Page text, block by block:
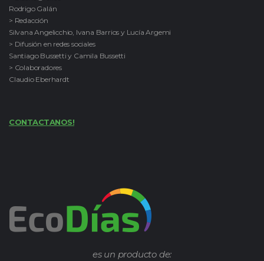
Rodrigo Galán
> Redacción
Silvana Angelicchio, Ivana Barrios y Lucía Argemi
> Difusión en redes sociales
Santiago Bussetti y Camila Bussetti
> Colaboradores
Claudio Eberhardt
CONTACTANOS!
es un producto de: